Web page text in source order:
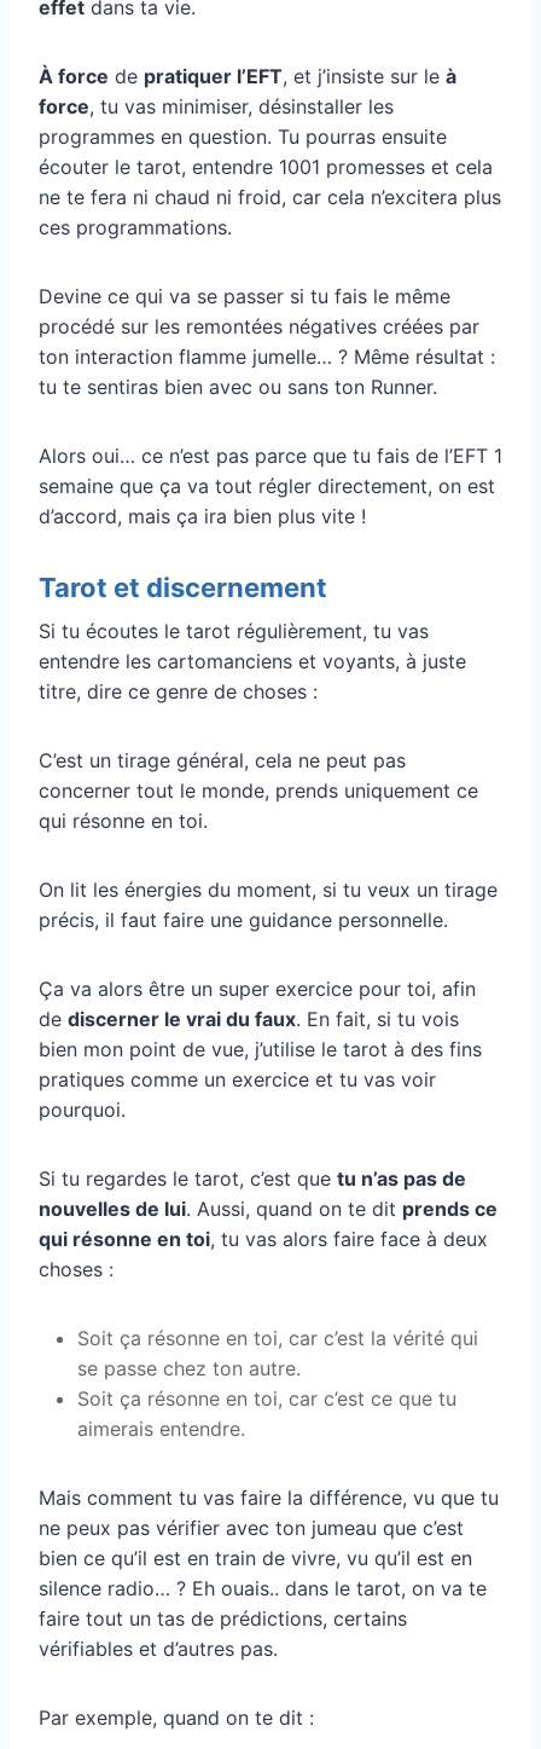
effet dans ta vie.
À force de pratiquer l’EFT, et j’insiste sur le à
force, tu vas minimiser, désinstaller les
programmes en question. Tu pourras ensuite
écouter le tarot, entendre 1001 promesses et cela
ne te fera ni chaud ni froid, car cela n’excitera plus
ces programmations.
Devine ce qui va se passer si tu fais le même
procédé sur les remontées négatives créées par
ton interaction flamme jumelle… ? Même résultat :
tu te sentiras bien avec ou sans ton Runner.
Alors oui… ce n’est pas parce que tu fais de l’EFT 1
semaine que ça va tout régler directement, on est
d’accord, mais ça ira bien plus vite !
Tarot et discernement
Si tu écoutes le tarot régulièrement, tu vas
entendre les cartomanciens et voyants, à juste
titre, dire ce genre de choses :
C’est un tirage général, cela ne peut pas
concerner tout le monde, prends uniquement ce
qui résonne en toi.
On lit les énergies du moment, si tu veux un tirage
précis, il faut faire une guidance personnelle.
Ça va alors être un super exercice pour toi, afin
de discerner le vrai du faux. En fait, si tu vois
bien mon point de vue, j’utilise le tarot à des fins
pratiques comme un exercice et tu vas voir
pourquoi.
Si tu regardes le tarot, c’est que tu n’as pas de
nouvelles de lui. Aussi, quand on te dit prends ce
qui résonne en toi, tu vas alors faire face à deux
choses :
Soit ça résonne en toi, car c’est la vérité qui
se passe chez ton autre.
Soit ça résonne en toi, car c’est ce que tu
aimerais entendre.
Mais comment tu vas faire la différence, vu que tu
ne peux pas vérifier avec ton jumeau que c’est
bien ce qu’il est en train de vivre, vu qu’il est en
silence radio… ? Eh ouais.. dans le tarot, on va te
faire tout un tas de prédictions, certains
vérifiables et d’autres pas.
Par exemple, quand on te dit :